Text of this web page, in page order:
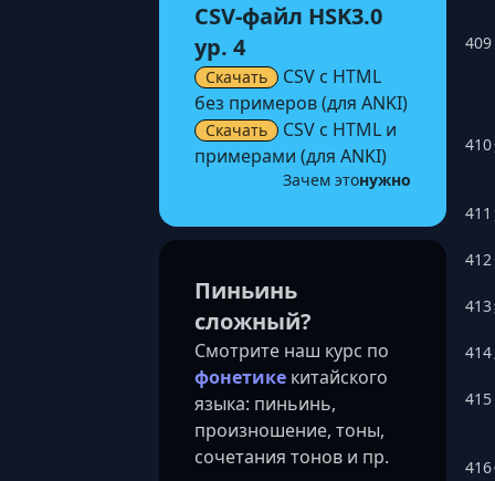
CSV-файл HSK3.0
ур. 4
Скачать
CSV с HTML
без примеров (для ANKI)
Скачать
CSV с HTML и
примерами (для ANKI)
Зачем этонужно
Пиньинь
сложный?
Смотрите наш курс по
фонетике китайского
языка: пиньинь,
произношение, тоны,
сочетания тонов и пр.
409
410
411
412
413
414
415
416